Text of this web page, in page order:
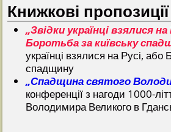
Книжкові пропозиції
„Звідки українці взялися на
Боротьба за київську
українці взялися на Русі, або
спадщину
„Спадщина святого
конференції з нагоди 1000-
Володимира Великого в